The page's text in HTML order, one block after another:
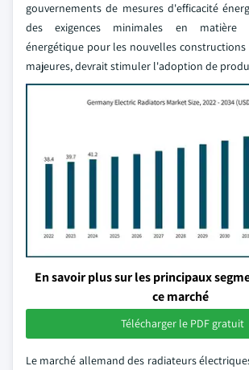
gouvernements de mesures d'efficacité
des exigences minimales en matière
énergétique pour les nouvelles
majeures, devrait stimuler l'adoption de
En savoir plus sur les principaux
ce marché
Télécharger le PDF gratuit
Le marché allemand des radiateurs